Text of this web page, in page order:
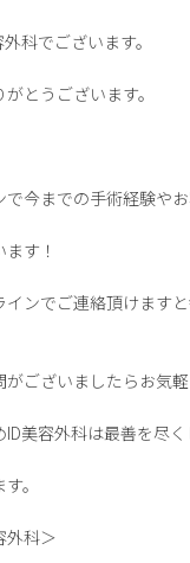
科でございます。
とうございます。
今までの手術経験や
す！
ンでご連絡頂けますと
ございましたらお気
美容外科は最善を尽く
。
外科＞